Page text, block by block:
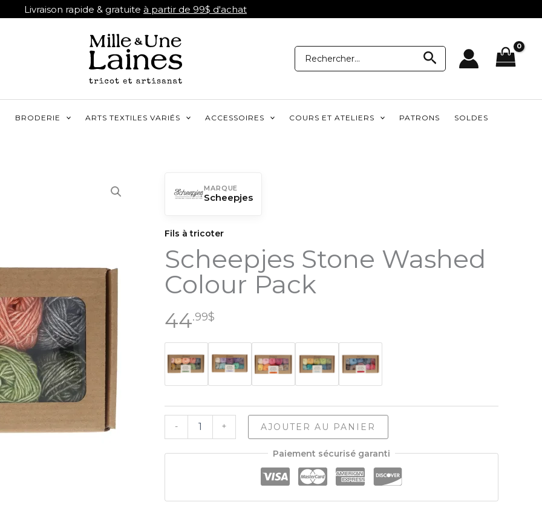
Livraison rapide & gratuite à partir de 99$ d'achat
Recherche
pour:
Recherche
BRODERIE ARTS TEXTILES VARIÉS ACCESSOIRES COURS ET ATELIERS PATRONS SOLDES
MARQUE
Scheepjes
Fils à tricoter
Scheepjes Stone Washed
Colour Pack
44.99$
-
quantité
Stone
+ AJOUTER AU PANIER
Paiement sécurisé garanti